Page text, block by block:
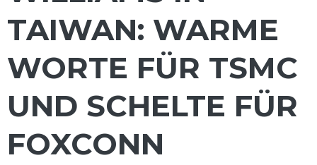
TAIWAN: WARME
WORTE FÜR TSMC
UND SCHELTE FÜR
FOXCONN